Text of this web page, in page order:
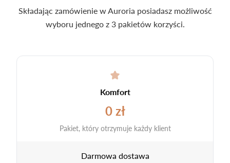
Składając zamówienie w Auroria posiadasz możliwość
wyboru jednego z 3 pakietów korzyści.
Komfort
0 zł
Pakiet, który otrzymuje każdy klient
Darmowa dostawa